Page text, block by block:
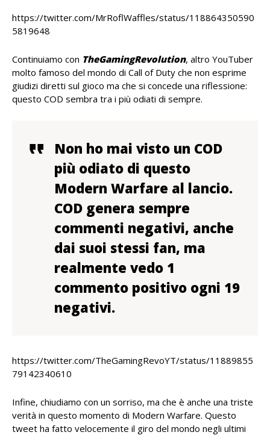
https://twitter.com/MrRoflWaffles/status/118864350590
5819648
Continuiamo con TheGamingRevolution, altro YouTuber
molto famoso del mondo di Call of Duty che non esprime
giudizi diretti sul gioco ma che si concede una riflessione:
questo COD sembra tra i più odiati di sempre.
Non ho mai visto un COD
più odiato di questo
Modern Warfare al lancio.
COD genera sempre
commenti negativi, anche
dai suoi stessi fan, ma
realmente vedo 1
commento positivo ogni 19
negativi.
https://twitter.com/TheGamingRevoYT/status/11889855
79142340610
Infine, chiudiamo con un sorriso, ma che è anche una triste
verità in questo momento di Modern Warfare. Questo
tweet ha fatto velocemente il giro del mondo negli ultimi